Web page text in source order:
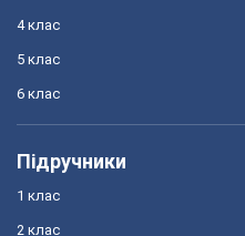
4 клас
5 клас
6 клас
Підручники
1 клас
2 клас